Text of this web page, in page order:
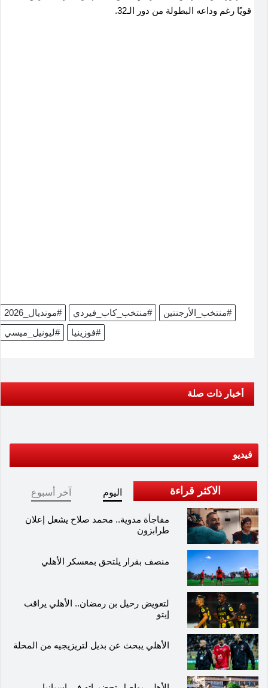
قويًا رغم وداعه البطولة من دور الـ32.
#مونديال_2026 #منتخب_كاب_فيردي
#منتخب_الأرجنتين
#ليونيل_ميسي
#فوزينيا
أخبار ذات صلة
فيديو
الاكثر قراءة اليوم آخر أسبوع
مفاجأة مدوية.. محمد صلاح يشعل إعلان
طرابزون
منصف بقرار يلتحق بمعسكر الأهلي
لتعويض رحيل بن رمضان.. الأهلي يراقب
إيتو
الأهلي يبحث عن بديل لتريزيجيه من المحلة